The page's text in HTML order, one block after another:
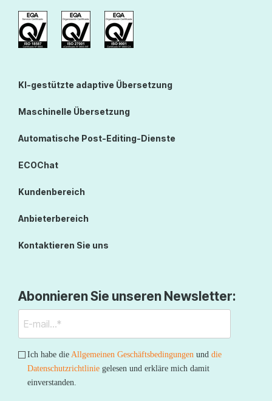
KI-gestützte adaptive Übersetzung
Maschinelle Übersetzung
Automatische Post-Editing-Dienste
ECOChat
Kundenbereich
Anbieterbereich
Kontaktieren Sie uns
Abonnieren Sie unseren Newsletter:
Ich habe die Allgemeinen Geschäftsbedingungen und die
Datenschutzrichtlinie gelesen und erkläre mich damit
einverstanden.